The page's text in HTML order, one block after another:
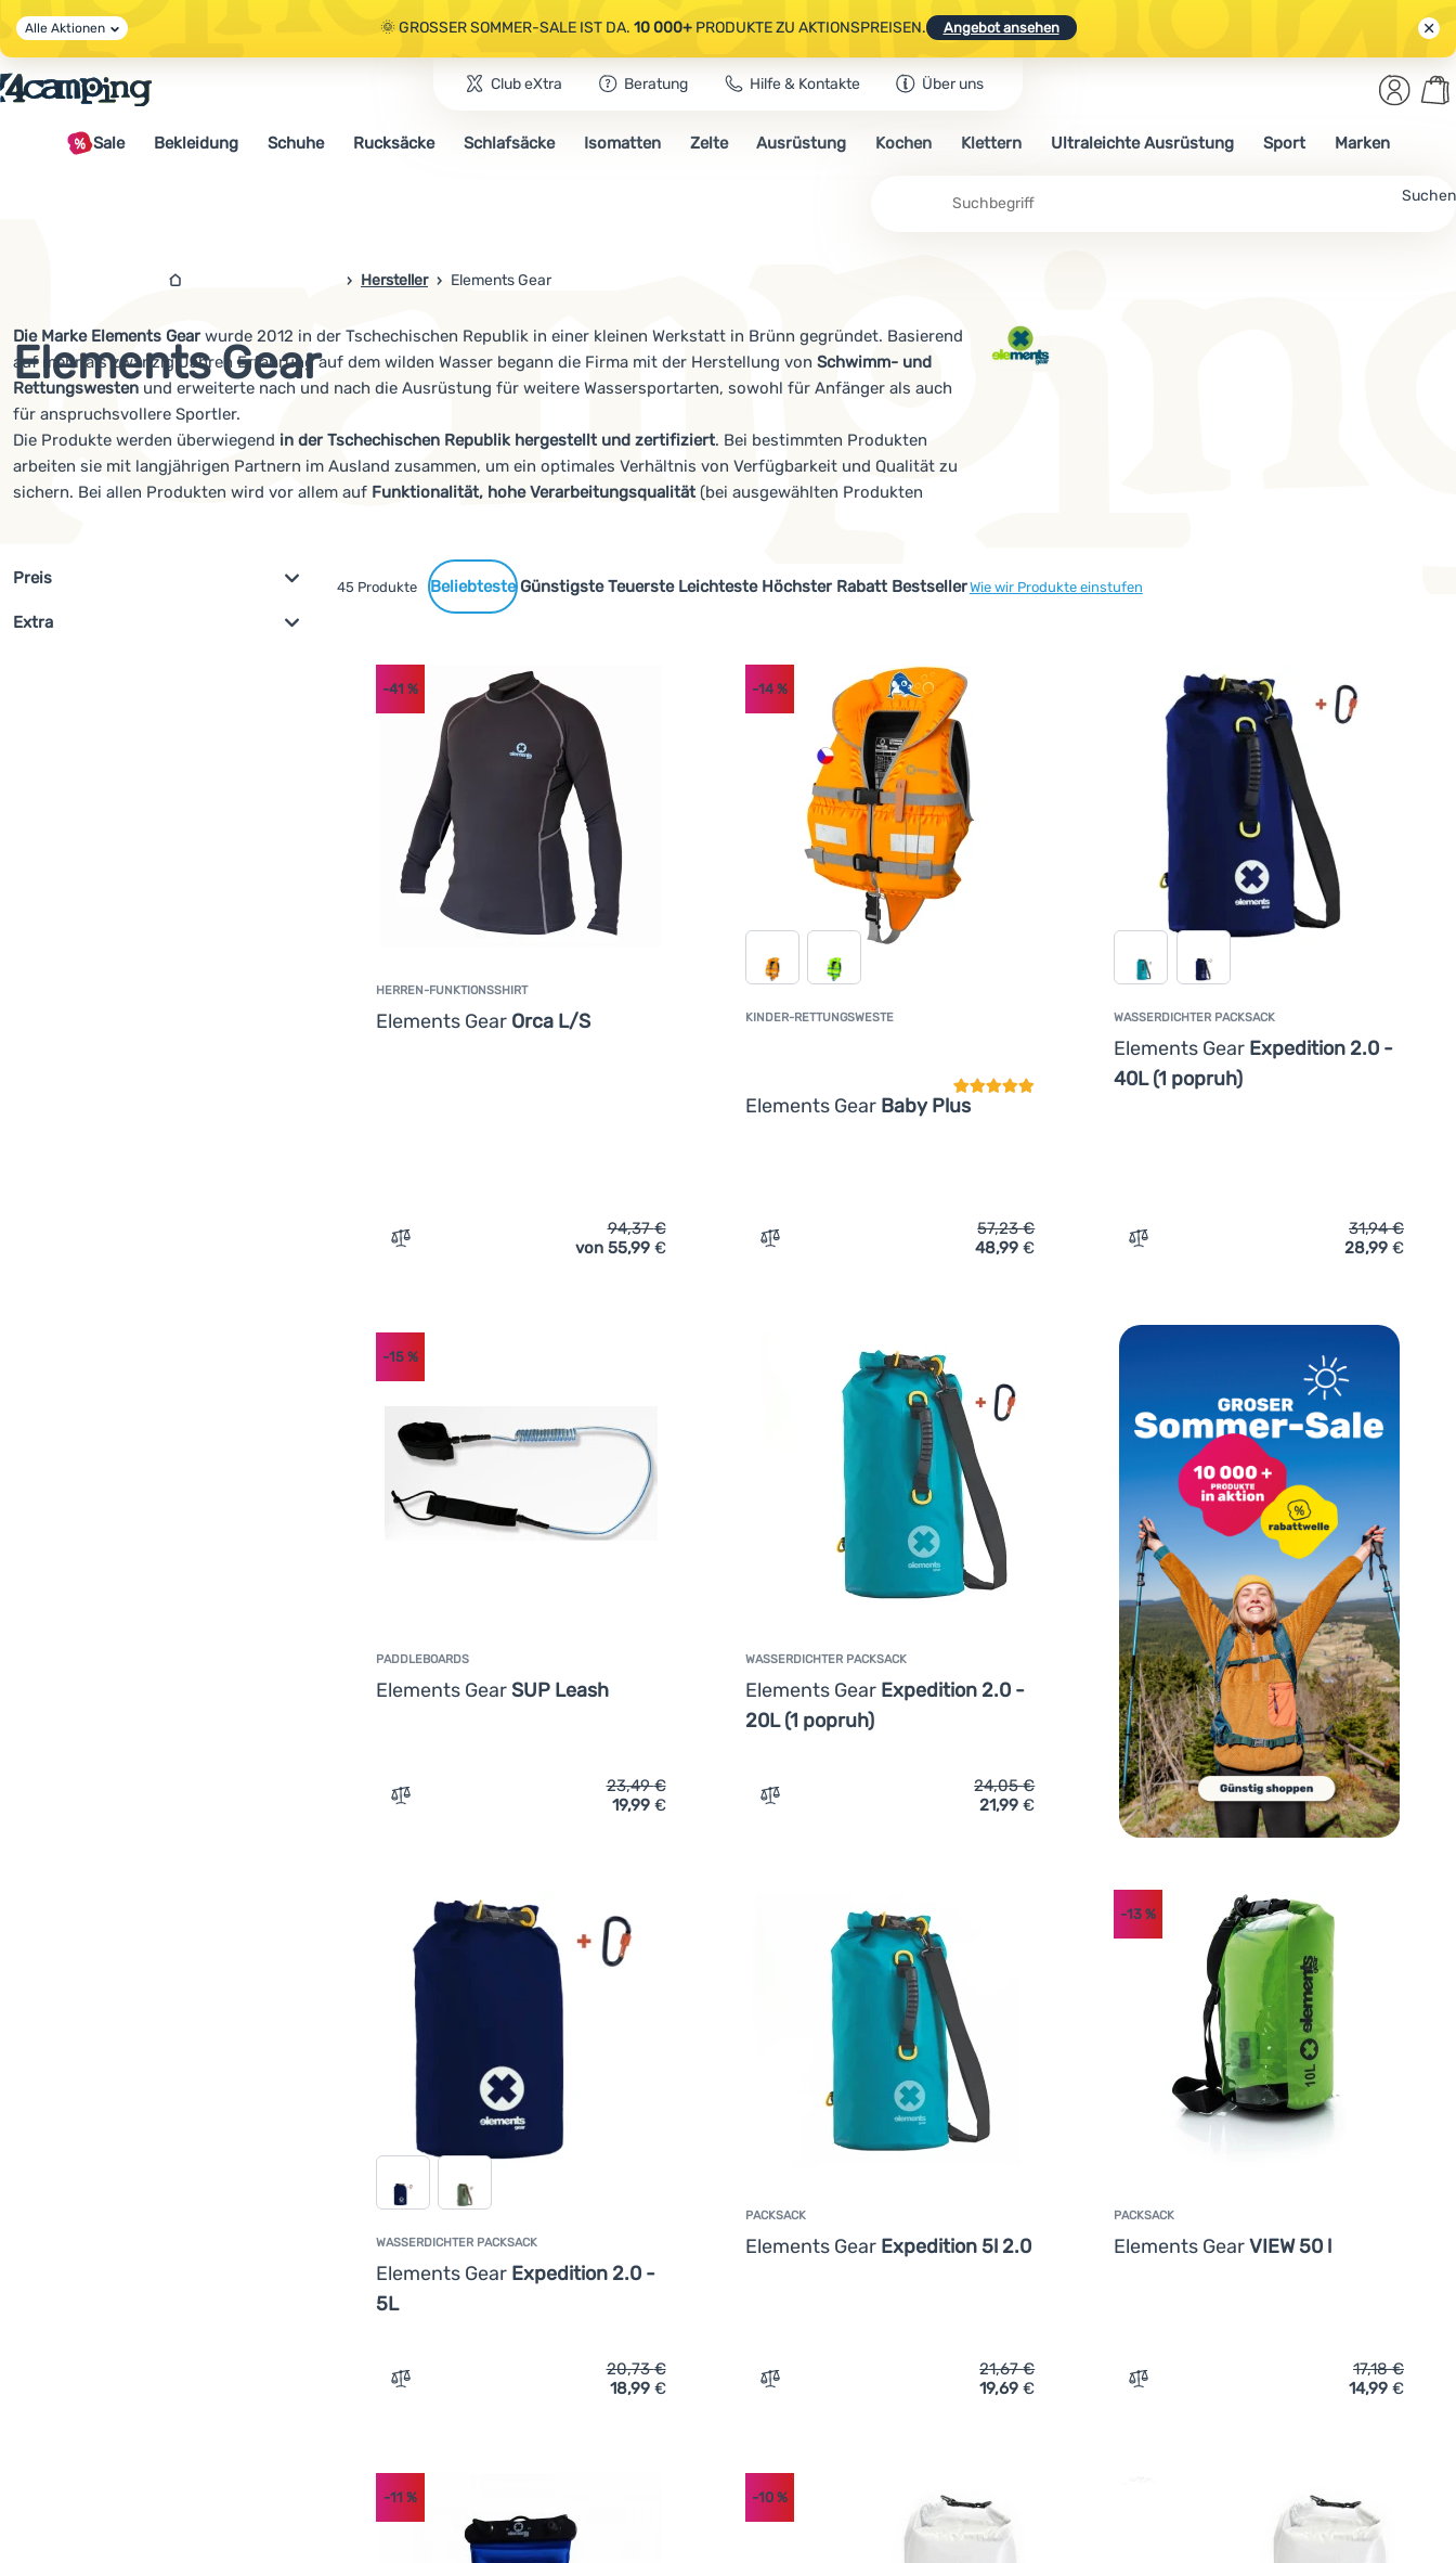
🌞 GROSSER SOMMER-SALE IST DA. 10 000+PRODUKTE ZU AKTIONSPREISEN. Angebot ansehen
🤫 - 10 % AUF AUSGEWÄHLTE CAMPING- & WANDERAUSRÜSTUNG.CODE OUT10 NUTZEN.
🌞 GROSSER SOMMER-SALE IST DA.10 000+PRODUKTE ZU AKTIONSPREISEN. Angebot ansehen
Alle Aktionen
Club eXtra Beratung Hilfe & Kontakte Über uns
Suchen
Anmelden
Sale Bekleidung Schuhe Rucksäcke Schlafsäcke Isomatten Zelte Ausrüstung Kochen Klettern Ultraleichte Ausrüstung Sport Marken
4campingshop.de
Hersteller Elements Gear
Elements Gear
Die Marke Elements Gearwurde 2012 in der Tschechischen Republik in einer kleinen Werkstatt in Brünn gegründet. Basierend
auf mehr als zwanzig Jahren Erfahrung auf dem wilden Wasser begann die Firma mit der Herstellung von Schwimm- und
Rettungswesten und erweiterte nach und nach die Ausrüstung für weitere Wassersportarten, sowohl für Anfänger als auch
für anspruchsvollere Sportler.
Die Produkte werden überwiegend in der Tschechischen Republik hergestellt und zertifiziert. Bei bestimmten Produkten
arbeiten sie mit langjährigen Partnern im Ausland zusammen, um ein optimales Verhältnis von Verfügbarkeit und Qualität zu
sichern. Bei allen Produkten wird vor allem auf Funktionalität, hohe Verarbeitungsqualität (bei ausgewählten Produkten
Günstigste Teuerste Leichteste Höchster Rabatt BestsellerWie wir Produkte einstufen
Gefundene Produkte
45 Produkte
Filterung nach Parametern und Marken
Filterung anzeigen
Preis
Extra
HERREN-FUNKTIONSSHIRT
Elements Gear Orca L/S
-41 %
Zum Vergleich 'Herren-Funktionsshirt Elements Gear Orca L/S' hinzufügen
94,37€
von 55,99 €
KINDER-RETTUNGSWESTE
Elements Gear Baby Plus
-14%
Zum Vergleich 'Kinder-Rettungsweste Elements Gear Baby Plus' hinzufügen
57,23€
48,99€
WASSERDICHTER PACKSACK
Elements Gear Expedition 2.0 -
40L (1 popruh)
Zum Vergleich 'Wasserdichter Packsack
31,94€
28,99 €
PADDLEBOARDS
Elements GearSUP Leash
-15%
Zum Vergleich 'Paddleboards Elements Gear SUP Leash' hinzufügen
23,49€
19,99 €
WASSERDICHTER PACKSACK
Elements Gear Expedition 2.0 -
20L (1 popruh)
Zum Vergleich 'Wasserdichter Packsack Elements Gear Expedition 2.0 - 20L (1 popruh)'
24,05€
21,99€
WASSERDICHTER PACKSACK
Elements Gear Expedition 2.0 -
5L
Zum Vergleich 'Wasserdichter Packsack Elements Gear Expedition 2.0 - 5L' hinzufügen
20,73€
18,99 €
PACKSACK
Elements Gear Expedition 5l 2.0
Zum Vergleich 'Packsack Elements Gear Expedition 5l 2.0' hinzufügen
21,67€
19,69€
PACKSACK
Elements GearVIEW 50 l
-13 %
Zum Vergleich 'Packsack Elements Gear
17,18€
14,99 €
-11 % -10%